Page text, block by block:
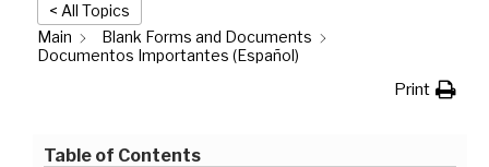
< All Topics
Main
Blank Forms and Documents
Documentos Importantes (Español)
Print
Table of Contents